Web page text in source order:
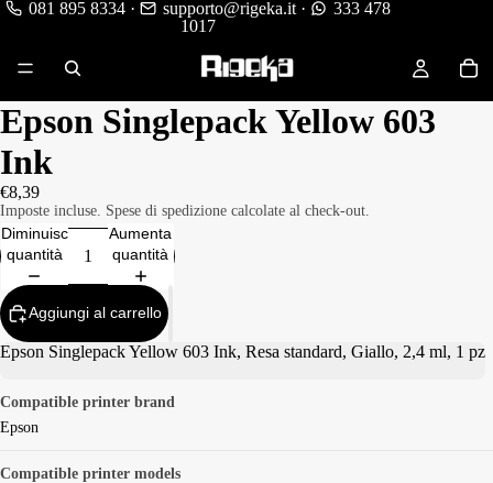
081 895 8334· supporto@rigeka.it ·
333 478
1017
Epson Singlepack Yellow 603
Ink
€8,39
Imposte incluse. Spese di spedizione calcolate al check-out.
Diminuisci
quantità
Aumenta
quantità
Aggiungi al carrello
Epson Singlepack Yellow 603 Ink, Resa standard, Giallo, 2,4 ml, 1 pz
Compatible printer brand
Epson
Compatible printer models